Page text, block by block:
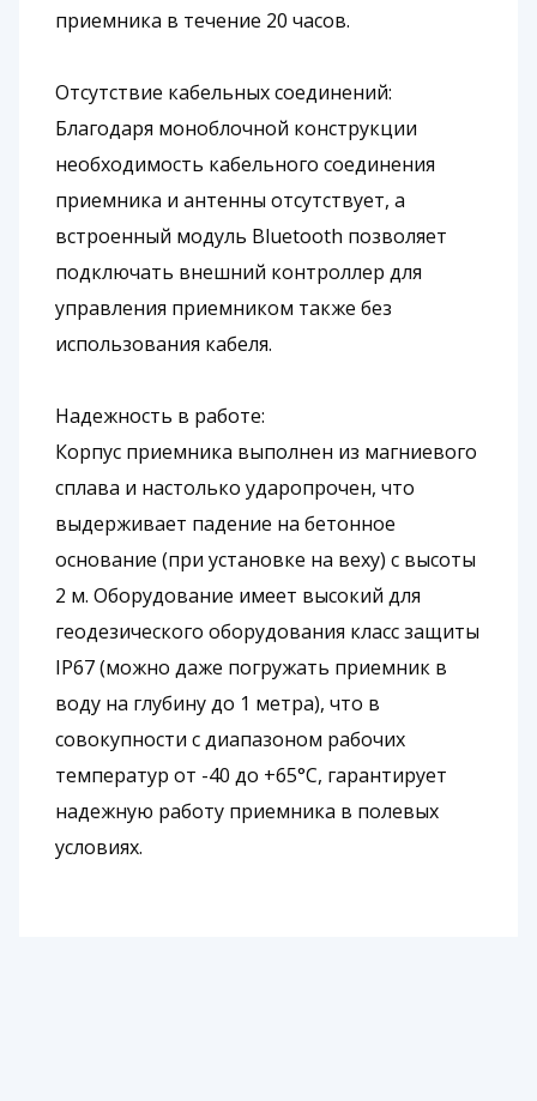
приемника в течение 20 часов.
Отсутствие кабельных соединений:
Благодаря моноблочной конструкции
необходимость кабельного соединения
приемника и антенны отсутствует, а
встроенный модуль Bluetooth позволяет
подключать внешний контроллер для
управления приемником также без
использования кабеля.
Надежность в работе:
Корпус приемника выполнен из магниевого
сплава и настолько ударопрочен, что
выдерживает падение на бетонное
основание (при установке на веху) с высоты
2 м. Оборудование имеет высокий для
геодезического оборудования класс защиты
IP67 (можно даже погружать приемник в
воду на глубину до 1 метра), что в
совокупности с диапазоном рабочих
температур от -40 до +65°С, гарантирует
надежную работу приемника в полевых
условиях.